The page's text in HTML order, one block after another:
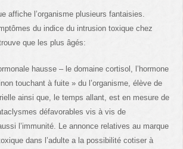
affiche l’organisme plusieurs fantaisies.
du indice du intrusion toxique chez
que les plus âgés:
hausse – le domaine cortisol, l’hormone
touchant à fuite » du l’organisme, élève de
ainsi que, le temps allant, est en mesure de
défavorables vis à vis de
l’immunité. Le annonce relatives au marque
dans l’adulte a la possibilité cotiser à